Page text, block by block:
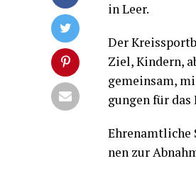
in Leer.
Der
Ziel, Kin­dern,
gemein­sam,
gun­gen für das
Ehren­amt­li­che
nen zur